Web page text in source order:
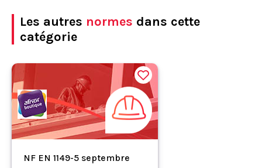
Les autres normes dans cette
catégorie
NF EN 1149-5 septembre